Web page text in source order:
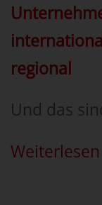
regional
Und das
Weiterlesen